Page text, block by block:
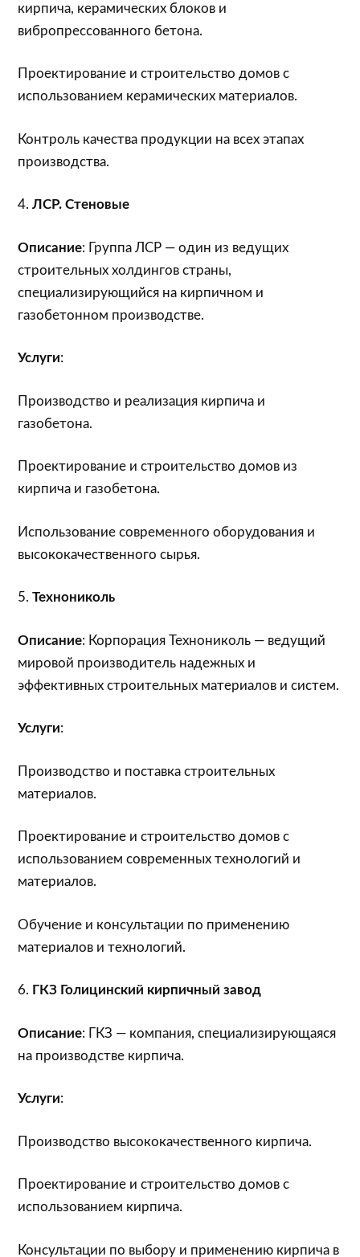
кирпича, керамических блоков и
вибропрессованного бетона.
Проектирование и строительство домов с
использованием керамических материалов.
Контроль качества продукции на всех этапах
производства.
4.ЛСР. Стеновые
Описание: Группа ЛСР — один из ведущих
строительных холдингов страны,
специализирующийся на кирпичном и
газобетонном производстве.
Услуги:
Производство и реализация кирпича и
газобетона.
Проектирование и строительство домов из
кирпича и газобетона.
Использование современного оборудования и
высококачественного сырья.
5.Технониколь
Описание: Корпорация Технониколь — ведущий
мировой производитель надежных и
эффективных строительных материалов и систем.
Услуги:
Производство и поставка строительных
материалов.
Проектирование и строительство домов с
использованием современных технологий и
материалов.
Обучение и консультации по применению
материалов и технологий.
6. ГКЗ Голицинский кирпичный завод
Описание: ГКЗ — компания, специализирующаяся
на производстве кирпича.
Услуги:
Производство высококачественного кирпича.
Проектирование и строительство домов с
использованием кирпича.
Консультации по выбору и применению кирпича в